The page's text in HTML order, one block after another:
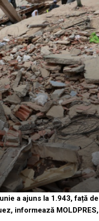
a ajuns la 1.943, față
informează